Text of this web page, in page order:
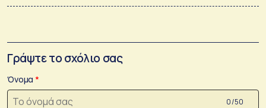
Γράψτε το σχόλιο σας
Όνομα
0 /50